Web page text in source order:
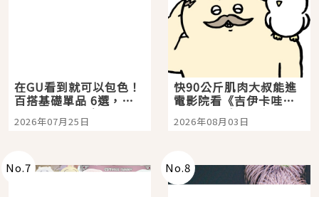
在GU看到就可以包色！
百搭基礎單品 6選，閉
眼全收也不心疼
2026年07月25日
快90公斤肌肉大叔能進
電影院看《吉伊卡哇》
嗎？日本重金屬樂團
「打首」會長與nagano
2026年08月03日
No.7 No.8